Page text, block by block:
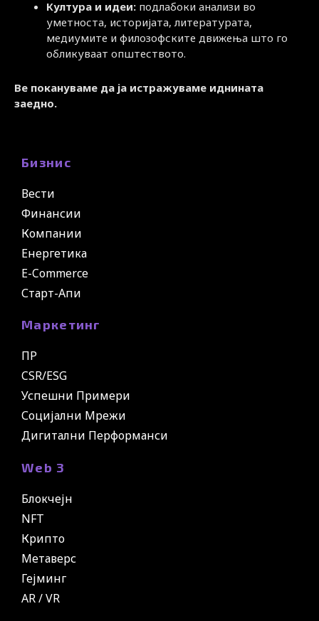
Култура и идеи: подлабоки анализи во
уметноста, историјата, литературата,
медиумите и филозофските движења што го
обликуваат општеството.
Ве покануваме да ја истражуваме иднината
заедно.
Бизнис
Вести
Финансии
Компании
Енергетика
E-Commerce
Старт-Апи
Маркетинг
ПР
CSR/ESG
Успешни Примери
Социјални Мрежи
Дигитални Перформанси
Web 3
Блокчејн
NFT
Крипто
Метаверс
Гејминг
AR / VR